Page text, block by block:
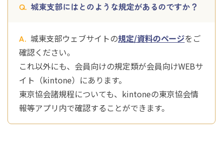
城東支部にはとのような規定があるのですか？
城東支部ウェブサイトの規定/資料のページをご
確認ください。
これ以外にも、会員向けの規定類が会員向けWEBサ
イト（kintone）にあります。
東京協会諸規程についても、kintoneの東京協会情
報等アプリ内で確認することができます。